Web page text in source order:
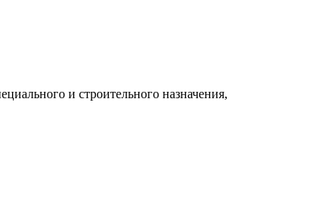
и строительного назначения,